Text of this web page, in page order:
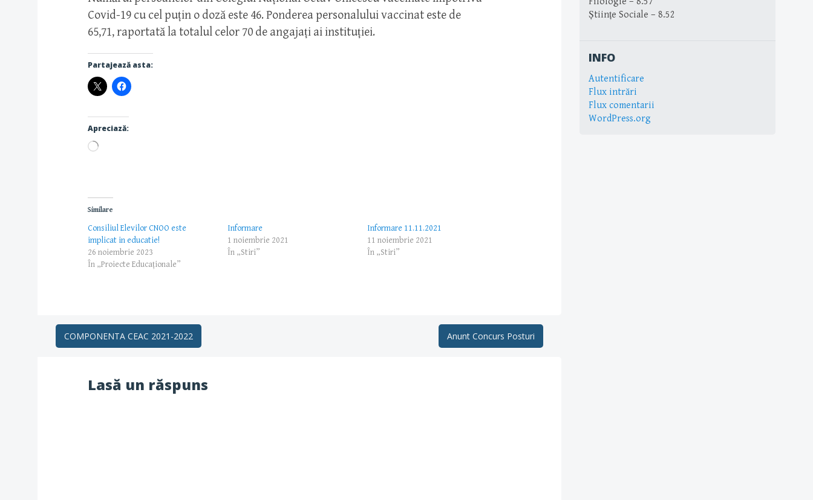
Covid-19 cu cel puțin o doză este 46. Ponderea personalului vaccinat este de
65,71, raportată la totalul celor 70 de angajați ai instituției.
Partajează asta:
Apreciază:
Încarc...
Similare
Consiliul Elevilor CNOO este
implicat in educatie!
26 noiembrie 2023
În „Proiecte Educaționale”
Informare
1 noiembrie 2021
În „Stiri”
Informare 11.11.2021
11 noiembrie 2021
În „Stiri”
Post
navigation
COMPONENTA CEAC 2021-2022 Anunt Concurs Posturi
Lasă un răspuns
Științe Sociale – 8.52
INFO
Autentificare
Flux intrări
Flux comentarii
WordPress.org